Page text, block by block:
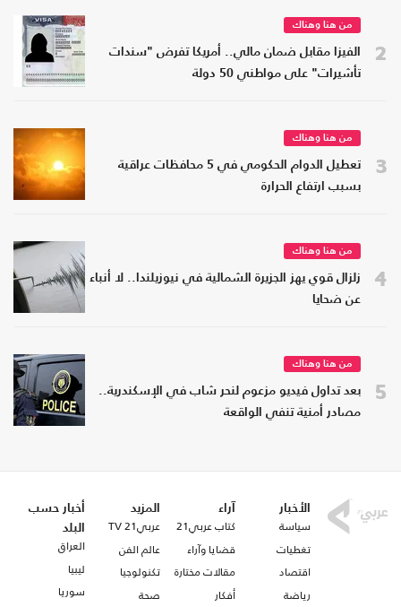
2
من هنا وهناك
الفيزا مقابل ضمان مالي.. أمريكا تفرض "سندات
تأشيرات" على مواطني 50 دولة
3
من هنا وهناك
تعطيل الدوام الحكومي في 5 محافظات عراقية
بسبب ارتفاع الحرارة
4
من هنا وهناك
زلزال قوي يهز الجزيرة الشمالية في نيوزيلندا.. لا أنباء
عن ضحايا
5
من هنا وهناك
بعد تداول فيديو مزعوم لنحر شاب في الإسكندرية..
مصادر أمنية تنفي الواقعة
الأخبار
سياسة
تغطيات
اقتصاد
رياضة
آراء
كتاب عربي21
قضايا وآراء
مقالات مختارة
أفكار
المزيد
عربي21 TV
عالم الفن
تكنولوجيا
صحة
أخبار حسب
البلد
العراق
ليبيا
سوريا